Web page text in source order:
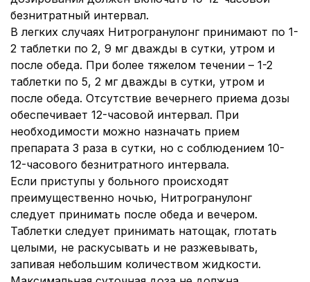
безнитратный интервал.
В легких случаях Нитрогранулонг принимают по 1-
2 таблетки по 2, 9 мг дважды в сутки, утром и
после обеда. При более тяжелом течении – 1-2
таблетки по 5, 2 мг дважды в сутки, утром и
после обеда. Отсутствие вечернего приема дозы
обеспечивает 12-часовой интервал. При
необходимости можно назначать прием
препарата 3 раза в сутки, но с соблюдением 10-
12-часового безнитратного интервала.
Если приступы у больного происходят
преимущественно ночью, Нитрогранулонг
следует принимать после обеда и вечером.
Таблетки следует принимать натощак, глотать
целыми, не раскусывать и не разжевывать,
запивая небольшим количеством жидкости.